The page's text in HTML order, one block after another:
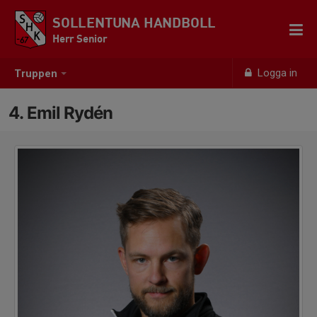
Truppen Logga in
SOLLENTUNA HANDBOLL
Herr Senior
4. Emil Rydén